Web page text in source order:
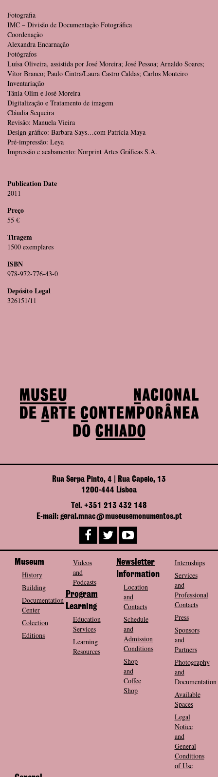
Fotografia
IMC – Divisão de Documentação Fotográfica
Coordenação
Alexandra Encarnação
Fotógrafos
Luísa Oliveira, assistida por José Moreira; José Pessoa; Arnaldo Soares;
Vítor Branco; Paulo Cintra/Laura Castro Caldas; Carlos Monteiro
Inventariação
Tânia Olim e José Moreira
Digitalização e Tratamento de imagem
Cláudia Sequeira
Revisão: Manuela Vieira
Design gráfico: Barbara Says…com Patrícia Maya
Pré-impressão: Leya
Impressão e acabamento: Norprint Artes Gráficas S.A.
Publication Date
2011
Preço
55 €
Tiragem
1500 exemplares
ISBN
978-972-776-43-0
Depósito Legal
326151/11
Rua Serpa Pinto, 4 | Rua Capelo, 13
1200-444 Lisboa
Tel. +351 213 432 148
E-mail: geral.mnac@museusemonumentos.pt
Museum
History
Building
Documentation
Center
Colection
Editions
Videos
and
Podcasts
Program
Learning
Education
Services
Learning
Resources
Newsletter
Information
Location
and
Contacts
Schedule
and
Admission
Conditions
Shop
and
Coffee
Shop
Internships
Services
and
Professional
Contacts
Press
Sponsors
and
Partners
Photography
and
Documentation
Available
Spaces
Legal
Notice
and
General
Conditions
of Use